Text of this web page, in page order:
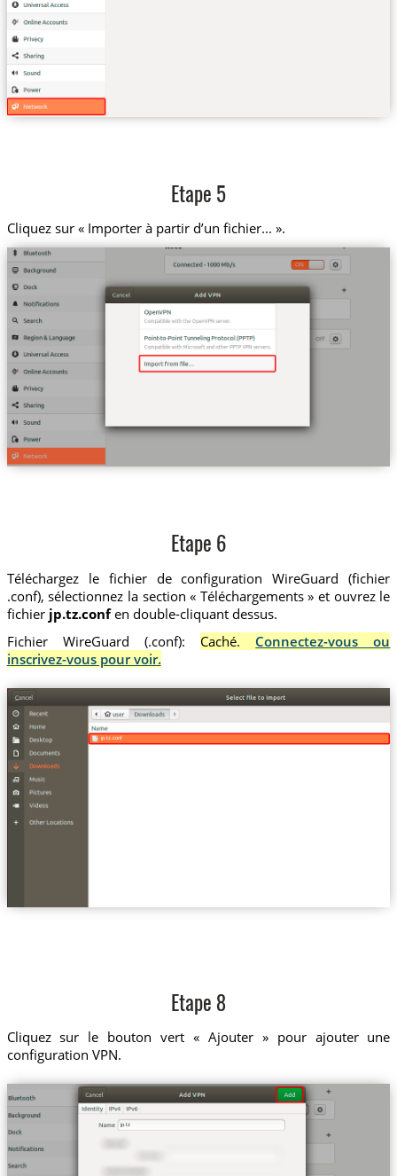
Etape 5
Cliquez sur « Importer à partir d’un fichier... ».
Etape 6
Téléchargez le fichier de configuration WireGuard (fichier
.conf), sélectionnez la section « Téléchargements » et ouvrez le
fichier jp.tz.confen double-cliquant dessus.
Fichier WireGuard (.conf):
Caché. Connectez-vous ou
inscrivez-vous pour voir.
jp.tz.conf
Etape 8
Cliquez sur le bouton vert « Ajouter » pour ajouter une
configuration VPN.
jp.tz